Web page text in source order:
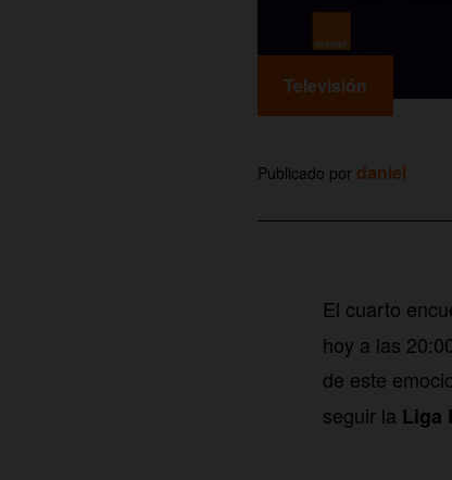
Televisión
Publicado por daniel
El cuarto
hoy a las
de este
seguir la Liga